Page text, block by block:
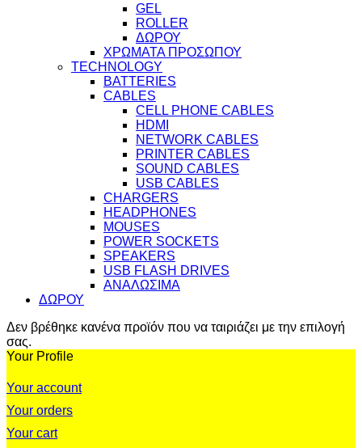
GEL
ROLLER
ΔΩΡΟΥ
ΧΡΩΜΑΤΑ ΠΡΟΣΩΠΟΥ
TECHNOLOGY
BATTERIES
CABLES
CELL PHONE CABLES
HDMI
NETWORK CABLES
PRINTER CABLES
SOUND CABLES
USB CABLES
CHARGERS
HEADPHONES
MOUSES
POWER SOCKETS
SPEAKERS
USB FLASH DRIVES
ΑΝΑΛΩΣΙΜΑ
ΔΩΡΟΥ
Δεν βρέθηκε κανένα προϊόν που να ταιριάζει με την επιλογή
σας.
Your Profile
Your account
Your orders
Your cart